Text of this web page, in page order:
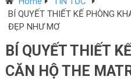
BÍ QUYẾT THIẾT KẾ PHÒNG
ĐẸP NHƯ MƠ
BÍ QUYẾT THIẾT
CĂN HỘ THE